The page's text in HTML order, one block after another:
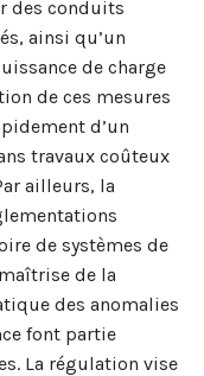
des conduits
ainsi qu’un
de charge
de ces mesures
d’un
travaux coûteux
ailleurs, la
de systèmes de
de la
des anomalies
font partie
La régulation vise